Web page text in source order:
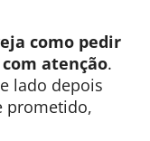
como pedir
atenção.
lado depois
prometido,